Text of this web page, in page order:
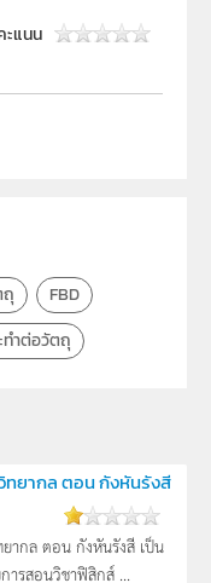
ะแนน
FBD
ำต่อวัตถุ
ทยากล ตอน กังหันรังสี
ากล ตอน กังหันรังสี เป็น
ารสอนวิชาฟิสิกส์ ...